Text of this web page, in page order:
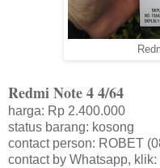
Redmi Note 4 4/64
harga: Rp 2.400.000
status barang: kosong
contact person: ROBET
contact by Whatsapp, klik: